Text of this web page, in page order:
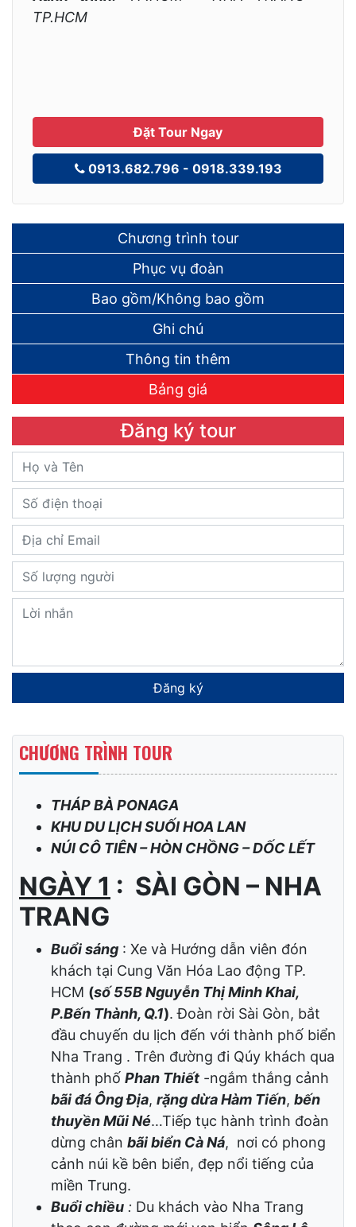
Mã Tour: NT
Hành trình:TP.HCM - NHA TRANG -
TP.HCM
Đặt Tour Ngay
0913.682.796 - 0918.339.193
Chương trình tour
Phục vụ đoàn
Bao gồm/Không bao gồm
Ghi chú
Thông tin thêm
Bảng giá
Đăng ký tour
CHƯƠNG TRÌNH TOUR
THÁP BÀ PONAGA
KHU DU LỊCH SUỐI HOA LAN
NÚI CÔ TIÊN – HÒN CHỒNG –DỐC LẾT
NGÀY 1: SÀI GÒN – NHA
TRANG
Buổi sáng: Xe và Hướng dẫn viên đón
khách tại Cung Văn Hóa Lao động TP.
HCM(số 55B Nguyễn Thị Minh Khai,
P.Bến Thành, Q.1). Đoàn rời Sài Gòn, bắt
đầu chuyến du lịch đến với thành phố biển
Nha Trang . Trên đường đi Qúy khách qua
thành phố Phan Thiết -ngắm thắng cảnh